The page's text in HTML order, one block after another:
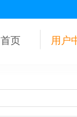
首页 用户